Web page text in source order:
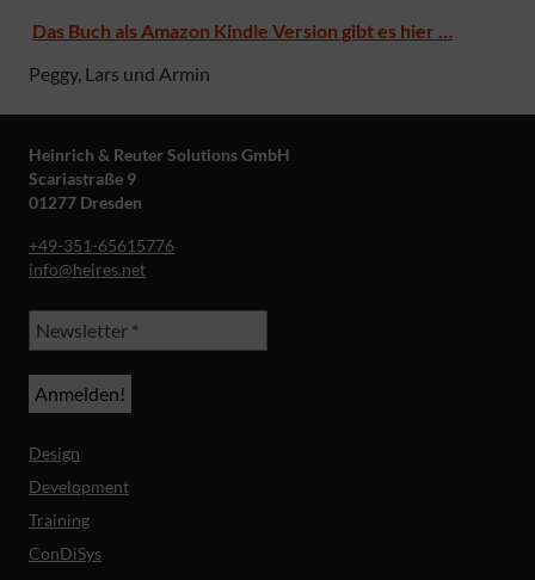
Das Buch als Amazon Kindle Version gibt es hier …
Peggy, Lars und Armin
Heinrich & Reuter Solutions GmbH
Scariastraße 9
01277 Dresden
+49-351-65615776
info@heires.net
Design
Development
Training
ConDiSys